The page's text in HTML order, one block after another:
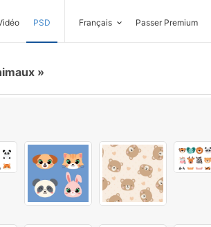
PSD Français Passer Premium